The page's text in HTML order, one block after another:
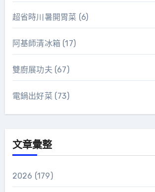
超省時川暑開胃菜 (6)
阿基師清冰箱(17)
雙廚展功夫 (67)
電鍋出好菜 (73)
文章彙整
2026 (179)